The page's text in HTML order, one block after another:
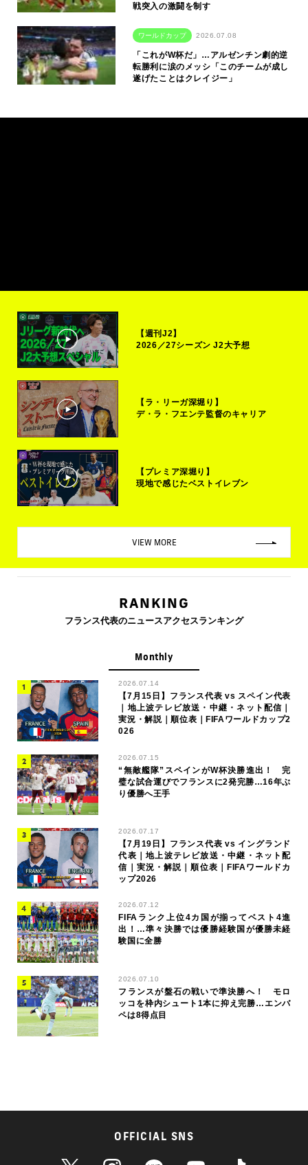
戦突入の激闘を制す
ワールドカップ 2026.07.08
「これがW杯だ」…アルゼンチン劇的逆
転勝利に涙のメッシ「このチームが成し
遂げたことはクレイジー」
【週刊J2】
2026／27シーズン J2大予想
【ラ・リーガ深堀り】
デ・ラ・フエンテ監督のキャリア
【プレミア深堀り】
現地で感じたベストイレブン
VIEW MORE
RANKING
フランス代表のニュースアクセスランキング
Monthly
2026.07.14
【7月15日】フランス代表 vs スペイン代表
｜地上波テレビ放送・中継・ネット配信｜
実況・解説｜順位表｜FIFAワールドカップ2
026
2026.07.15
“無敵艦隊”スペインがW杯決勝進出！ 完
璧な試合運びでフランスに2発完勝…16年ぶ
り優勝へ王手
2026.07.17
【7月19日】フランス代表 vs イングランド
代表｜地上波テレビ放送・中継・ネット配
信｜実況・解説｜順位表｜FIFAワールドカ
ップ2026
2026.07.12
FIFAランク上位4カ国が揃ってベスト4進
出！…準々決勝では優勝経験国が優勝未経
験国に全勝
2026.07.10
フランスが盤石の戦いで準決勝へ！ モロ
ッコを枠内シュート1本に抑え完勝…エンバ
ペは8得点目
OFFICIAL SNS